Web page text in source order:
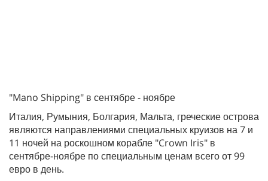
"Mano Shipping" в сентябре - ноябре
Италия, Румыния, Болгария, Мальта, греческие острова
являются направлениями специальных круизов на 7 и
11 ночей на роскошном корабле "Crown Iris" в
сентябре-ноябре по специальным ценам всего от 99
евро в день.